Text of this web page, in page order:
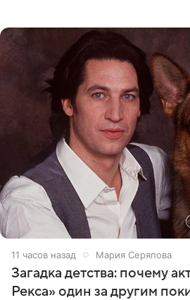
11 часов назад Мария Серяпова
Загадка детства: почему
Рекса» один за другим